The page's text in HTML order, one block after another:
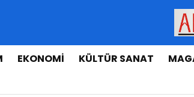
EKONOMİ KÜLTÜR SANAT